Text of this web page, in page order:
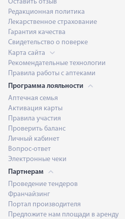
Оставить отзыв
Редакционная политика
Лекарственное страхование
Гарантия качества
Свидетельство о поверке
Карта сайта
Рекомендательные технологии
Правила работы с аптеками
Программа лояльности
Аптечная семья
Активация карты
Правила участия
Проверить баланс
Личный кабинет
Вопрос-ответ
Электронные чеки
Партнерам
Проведение тендеров
Франчайзинг
Портал производителя
Предложите нам площади в аренду